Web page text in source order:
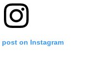
post on Instagram